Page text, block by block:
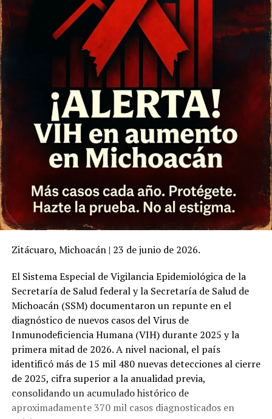
Zitácuaro, Michoacán | 23 de junio de 2026.
El Sistema Especial de Vigilancia Epidemiológica de la
Secretaría de Salud federal y la Secretaría de Salud de
Michoacán (SSM) documentaron un repunte en el
diagnóstico de nuevos casos del Virus de
Inmunodeficiencia Humana (VIH) durante 2025 y la
primera mitad de 2026. A nivel nacional, el país
identificó más de 15 mil 480 nuevas detecciones al cierre
de 2025, cifra superior a la anualidad previa,
consolidando un acumulado histórico de
aproximadamente 370 mil casos diagnosticados en